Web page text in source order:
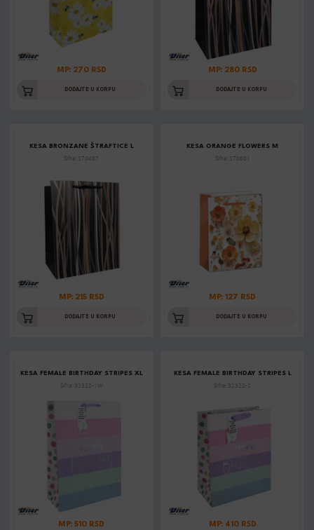
MP: 270 RSD
DODAJTE U KORPU
MP: 280 RSD
DODAJTE U KORPU
KESA BRONZANE ŠTRAFTICE L
Šifra: 370487
MP: 215 RSD
DODAJTE U KORPU
KESA ORANGE FLOWERS M
Šifra: 370601
MP: 127 RSD
DODAJTE U KORPU
KESA FEMALE BIRTHDAY STRIPES XL
Šifra: 32322-1W
MP: 510 RSD
KESA FEMALE BIRTHDAY STRIPES L
Šifra: 32322-2
MP: 410 RSD